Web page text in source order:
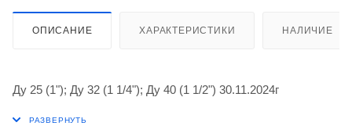
ОПИСАНИЕ ХАРАКТЕРИСТИКИ НАЛИЧИЕ
Ду 25 (1"); Ду 32 (1 1/4"); Ду 40 (1 1/2") 30.11.2024г